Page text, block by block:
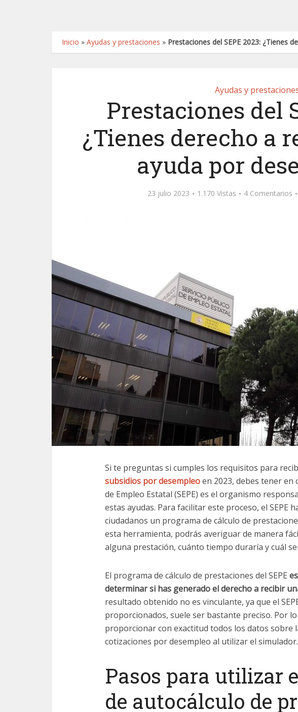
Inicio » Ayudas y prestaciones » Prestaciones del SEPE 2023: ¿Tienes
Ayudas y
Prestaciones del
¿Tienes derecho a
ayuda por
23 julio 2023 1.170 Vistas 4 Comentarios
Si te preguntas si cumples los requisitos para
subsidios por desempleoen 2023, debes tener en
de Empleo Estatal (SEPE) es el organismo
estas ayudas. Para facilitar este proceso, el SEPE
ciudadanos un programa de cálculo de
esta herramienta, podrás averiguar de manera
alguna prestación, cuánto tiempo duraría y cuál
El programa de cálculo de prestaciones del SEPE
determinar si has generado el derecho a recibir
resultado obtenido no es vinculante, ya que el
proporcionados, suele ser bastante preciso. Por
proporcionar con exactitud todos los datos sobre
cotizaciones por desempleo al utilizar el simulador.
Pasos para utilizar
de autocálculo de